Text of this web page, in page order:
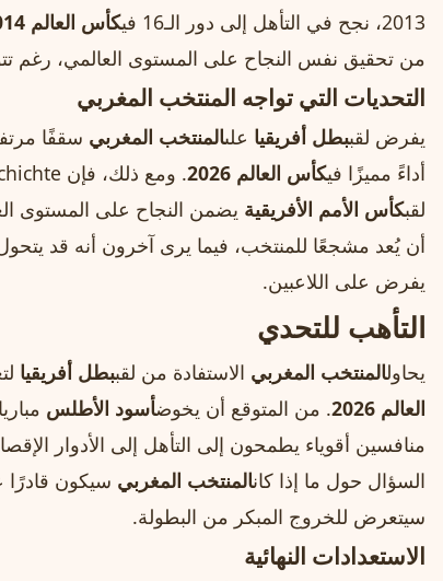
2013، نجح في التأهل إلى دور الـ16 في
كأس العالم 2014
من تحقيق نفس النجاح على المستوى العالمي، رغم
التحديات التي تواجه المنتخب المغربي
يفرض لقببطل أفريقيا علىالمنتخب المغربي سقفًا
أداءً مميزًا فيكأس العالم 2026
لقبكأس الأمم الأفريقية يضمن النجاح على المستوى
أن يُعد مشجعًا للمنتخب، فيما يرى آخرون أنه قد
يفرض على اللاعبين.
التأهب للتحدي
يحاولالمنتخب المغربي الاستفادة من لقببطل أفريقيا
العالم 2026
. من المتوقع أن يخوضأسود الأطلس
منافسين أقوياء يطمحون إلى التأهل إلى الأدوار
السؤال حول ما إذا كانالمنتخب المغربي سيكون قادرًا
سيتعرض للخروج المبكر من البطولة.
الاستعدادات النهائية